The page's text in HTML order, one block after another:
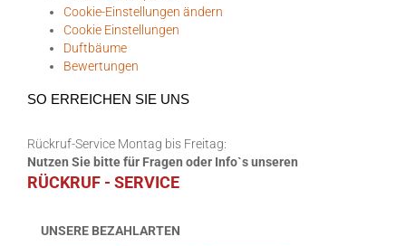
Cookie-Einstellungen ändern
Cookie Einstellungen
Duftbäume
Bewertungen
SO ERREICHEN SIE UNS
Rückruf-Service Montag bis Freitag:
Nutzen Sie bitte für Fragen oder Info`s unseren
RÜCKRUF - SERVICE
UNSERE BEZAHLARTEN